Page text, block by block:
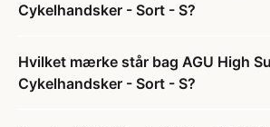
Cykelhandsker - Sort - S?
Hvilket mærke står bag AGU High
Cykelhandsker - Sort - S?